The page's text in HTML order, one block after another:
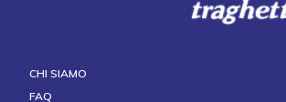
CHI SIAMO
FAQ